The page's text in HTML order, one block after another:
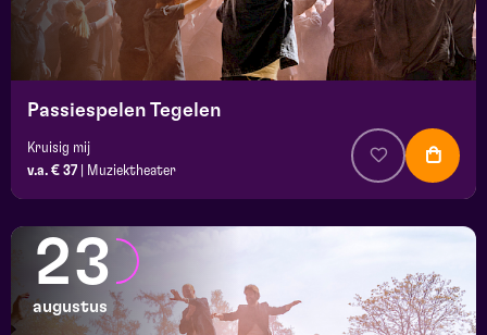
Passiespelen Tegelen
Kruisig mij
v.a. € 37
Muziektheater
23
augustus